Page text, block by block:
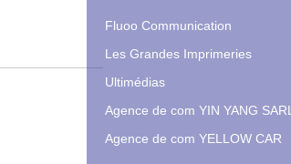
Fluoo Communication
Les Grandes Imprimeries
Ultimédias
Agence de com YIN YANG SARL
Agence de com YELLOW CAR